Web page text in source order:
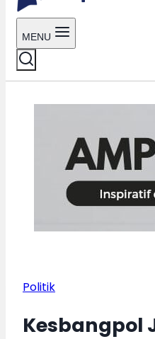
MENU
Politik
Kesbangpol